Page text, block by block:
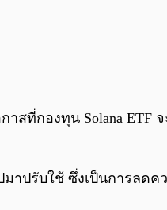
าสที่กองทุน Solana
มาปรับใช้ ซึ่งเป็นการลด